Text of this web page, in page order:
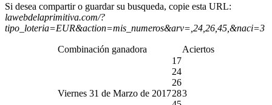
Si desea compartir o guardar su busqueda, copie esta URL:
lawebdelaprimitiva.com/?
tipo_loteria=EUR&action=mis_numeros&arv=,24,26,45,&naci=3
Combinación ganadora Aciertos
Viernes 31 de Marzo de 2017
17
24
26
283